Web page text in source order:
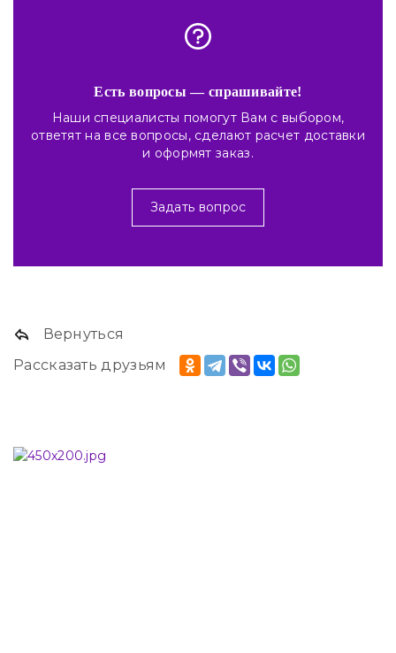
Есть вопросы — спрашивайте!
Наши специалисты помогут Вам с выбором,
ответят на все вопросы, сделают расчет доставки
и оформят заказ.
Задать вопрос
Вернуться
Рассказать друзьям